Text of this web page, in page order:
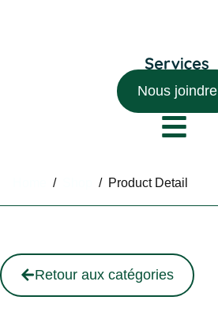
Nous joindre
/ / Product Detail
Retour aux catégories